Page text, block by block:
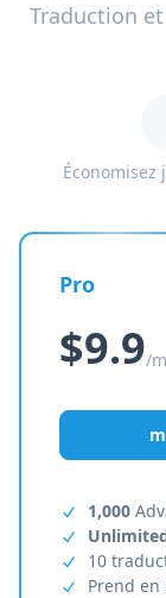
Traduction
Économisez
Pro
$9.9/
1,000
10
Prend en